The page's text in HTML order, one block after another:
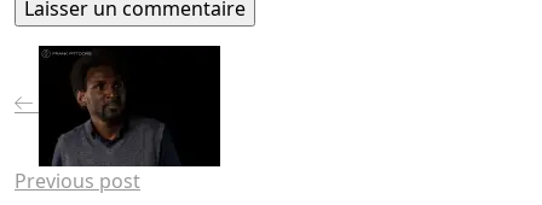
Previous post